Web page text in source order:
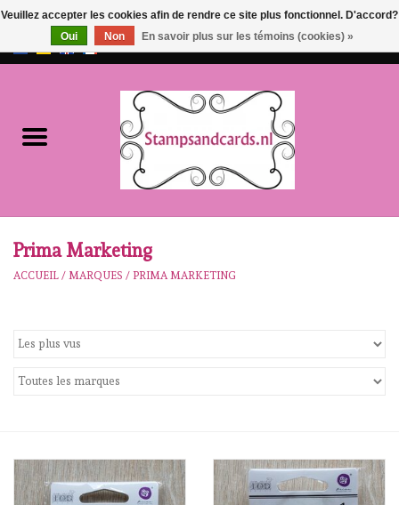
EUR/
NOUVEAU!!
Notre Marques
Stempels
Prima Marketing
ACCUEIL / MARQUES / PRIMA MARKETING
Veuillez accepter les cookies afin de rendre ce site plus fonctionnel. D'accord?
Oui
Non En savoir plus sur les témoins (cookies) »